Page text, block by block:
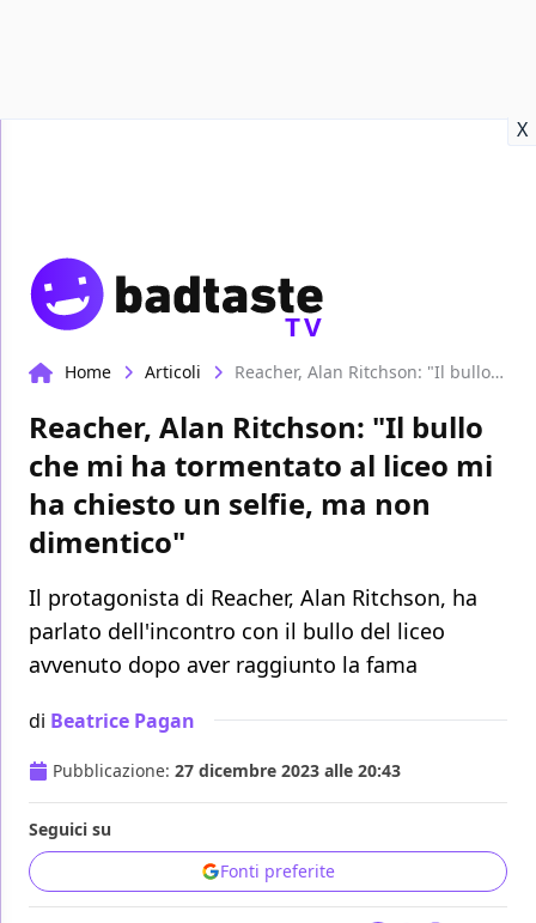
X
TV
Home Articoli Reacher, Alan Ritchson: "Il bullo che mi ha tormentato al liceo mi ha chiesto un selfie, ma non dimentico"
Reacher, Alan Ritchson: "Il bullo
che mi ha tormentato al liceo mi
ha chiesto un selfie, ma non
dimentico"
Il protagonista di Reacher, Alan Ritchson, ha
parlato dell'incontro con il bullo del liceo
avvenuto dopo aver raggiunto la fama
di Beatrice Pagan
Pubblicazione: 27 dicembre 2023 alle 20:43
Seguici su
Fonti preferite